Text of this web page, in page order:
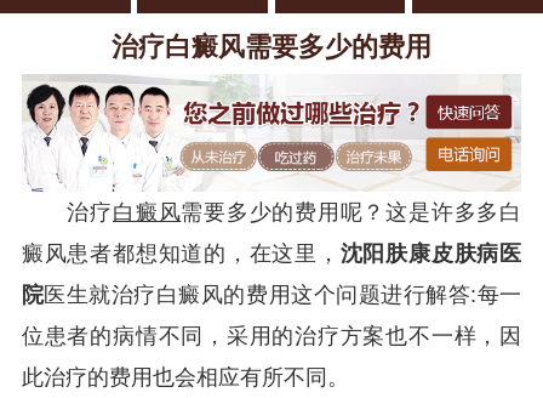
治疗白癜风需要多少的费用
治疗白癜风需要多少的费用呢？这是许多多白
癜风患者都想知道的，在这里， 沈阳肤康皮肤病医
院医生就治疗白癜风的费用这个问题进行解答:每一
位患者的病情不同，采用的治疗方案也不一样，因
此治疗的费用也会相应有所不同。